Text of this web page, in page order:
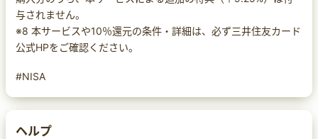
与されません。
※8 本サービスや10％還元の条件・詳細は、必ず三井住友カード
公式HPをご確認ください。
#NISA
ヘルプ